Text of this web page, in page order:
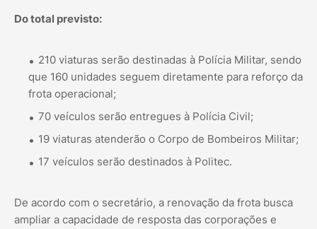
Do total previsto:
210 viaturas serão destinadas à Polícia Militar, sendo
que 160 unidades seguem diretamente para reforço da
frota operacional;
70 veículos serão entregues à Polícia Civil;
19 viaturas atenderão o Corpo de Bombeiros Militar;
17 veículos serão destinados à Politec.
De acordo com o secretário, a renovação da frota busca
ampliar a capacidade de resposta das corporações e